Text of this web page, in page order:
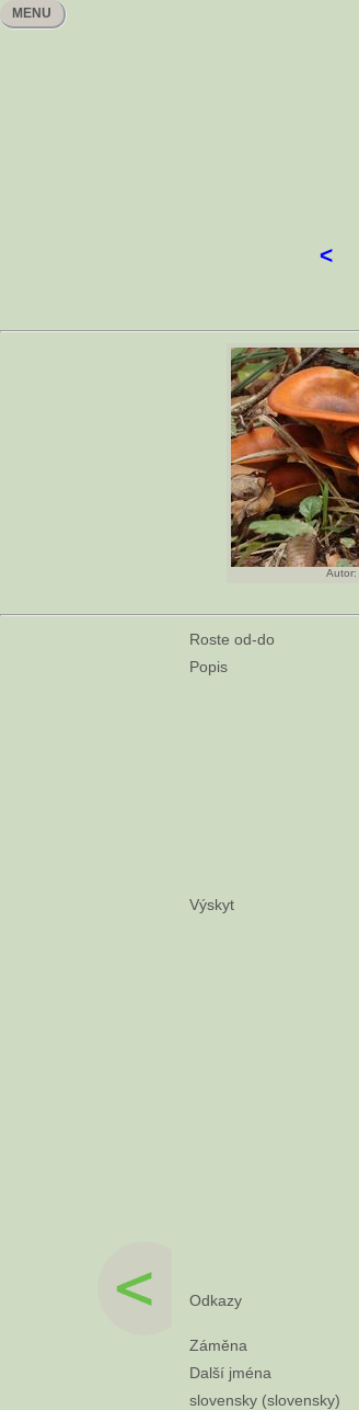
MENU
<
Autor:
Roste od-do
Popis
Výskyt
Odkazy
Záměna
Další jména
slovensky (slovensky)